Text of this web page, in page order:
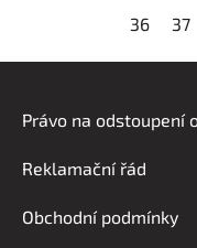
36 37
Právo na odstoupení
Reklamační řád
Obchodní podmínky